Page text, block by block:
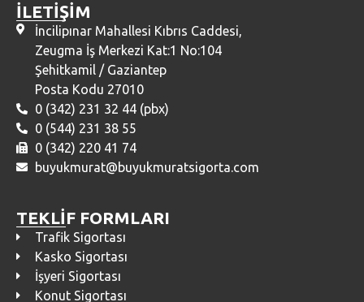
İLETİŞİM
İncilipınar Mahallesi Kıbrıs Caddesi,
Zeugma İş Merkezi Kat:1 No:104
Şehitkamil / Gaziantep
Posta Kodu 27010
0 (342) 231 32 44 (pbx)
0 (544) 231 38 55
0 (342) 220 41 74
buyukmurat@buyukmuratsigorta.com
TEKLİF FORMLARI
Trafik Sigortası
Kasko Sigortası
İşyeri Sigortası
Konut Sigortası